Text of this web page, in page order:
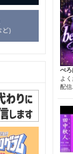
べ
よ
配